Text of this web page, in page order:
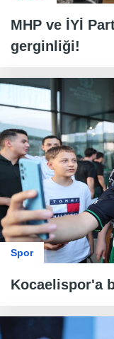
MHP ve İYİ
gerginliği!
Spor
Kocaelispor'a